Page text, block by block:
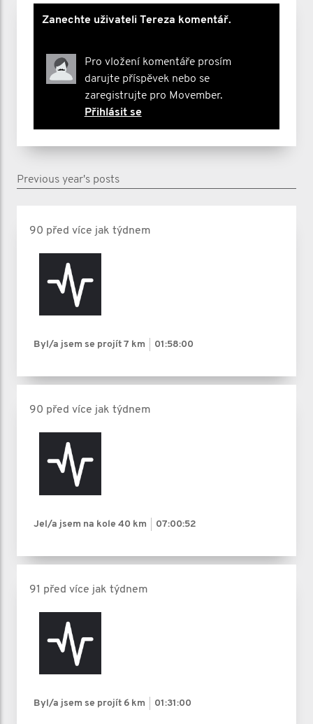
Zanechte uživateli Tereza komentář.
Pro vložení komentáře prosím
darujte příspěvek nebo se
zaregistrujte pro Movember.
Přihlásit se
Previous year's posts
90 před více jak týdnem
Byl/a jsem se projít 7 km 01:58:00
90 před více jak týdnem
Jel/a jsem na kole 40 km 07:00:52
91 před více jak týdnem
Byl/a jsem se projít 6 km 01:31:00